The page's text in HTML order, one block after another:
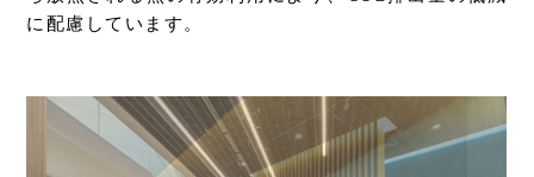
に配慮しています。